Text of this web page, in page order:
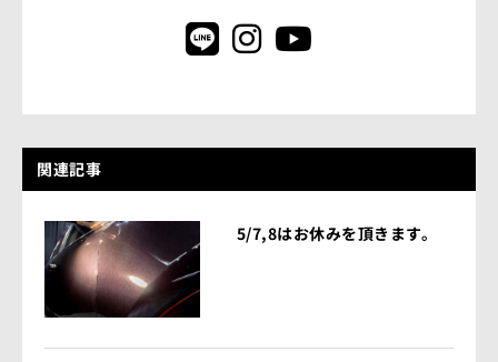
関連記事
5/7,8はお休みを頂きます。